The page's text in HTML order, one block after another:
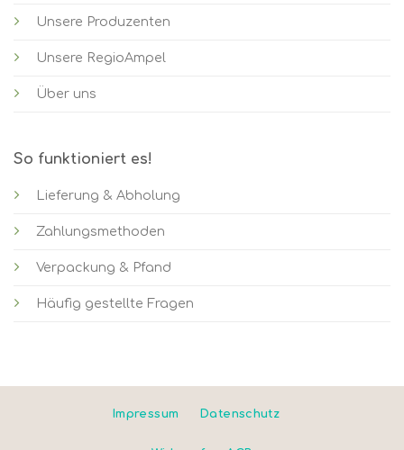
Unsere Produzenten
Unsere RegioAmpel
Über uns
So funktioniert es!
Lieferung & Abholung
Zahlungsmethoden
Verpackung & Pfand
Häufig gestellte Fragen
Impressum Datenschutz